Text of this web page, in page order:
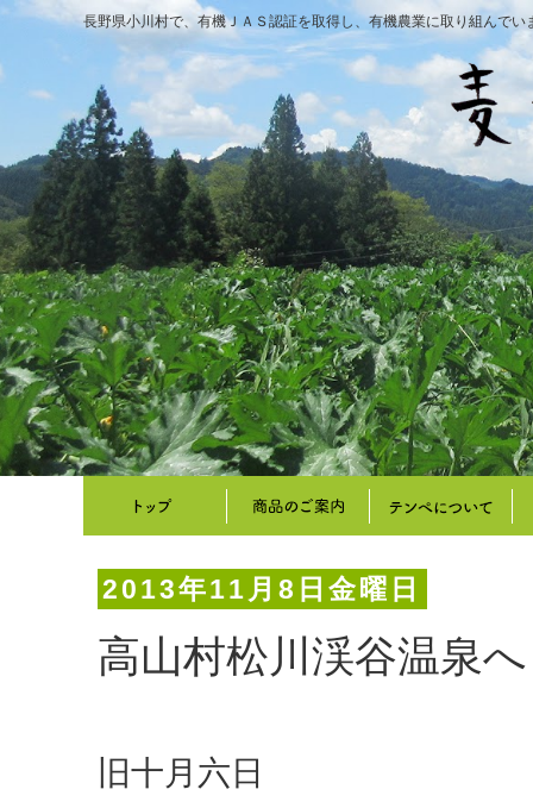
長野県小川村で、有機ＪＡＳ認証を取得し、有機農業に取り組んでい
2013年11月8日金曜日
高山村松川渓谷温泉へ
旧十月六日